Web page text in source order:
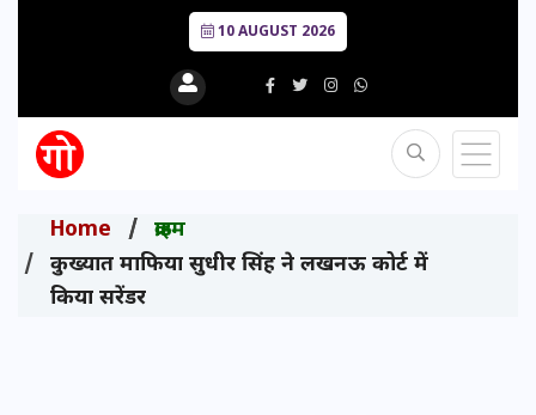
10 AUGUST 2026
Home
क्राइम
कुख्यात माफिया सुधीर सिंह ने लखनऊ कोर्ट में
किया सरेंडर